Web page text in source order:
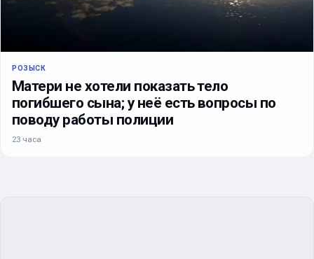
РОЗЫСК
Матери не хотели показать тело
погибшего сына; у неё есть вопросы по
поводу работы полиции
23 часа